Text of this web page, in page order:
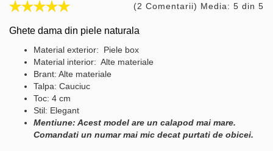
(2 Comentarii) Media: 5 din 5
Ghete dama din piele naturala
Material exterior: Piele box
Material interior: Alte materiale
Brant: Alte materiale
Talpa: Cauciuc
Toc: 4 cm
Stil: Elegant
Mentiune: Acest model are un calapod mai mare.
Comandati un numar mai mic decat purtati de obicei.